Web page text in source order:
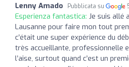
Lenny Amado Pubblicata su
Esperienza fantastica: Je suis allé
Lausanne pour faire mon tout
c’était une super expérience du
très accueillante, professionnelle
l’aise, surtout quand c’est un